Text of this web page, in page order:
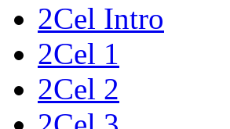
2Cel Intro
2Cel 1
2Cel 2